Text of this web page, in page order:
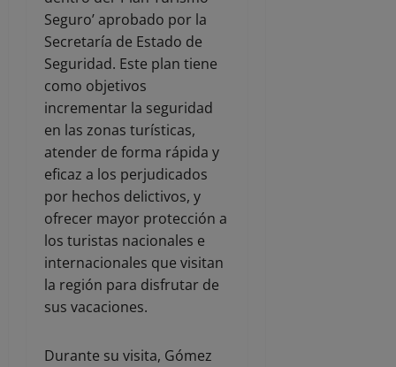
Seguro’ aprobado por la
Secretaría de Estado de
Seguridad. Este plan tiene
como objetivos
incrementar la seguridad
en las zonas turísticas,
atender de forma rápida y
eficaz a los perjudicados
por hechos delictivos, y
ofrecer mayor protección a
los turistas nacionales e
internacionales que visitan
la región para disfrutar de
sus vacaciones.
Durante su visita, Gómez